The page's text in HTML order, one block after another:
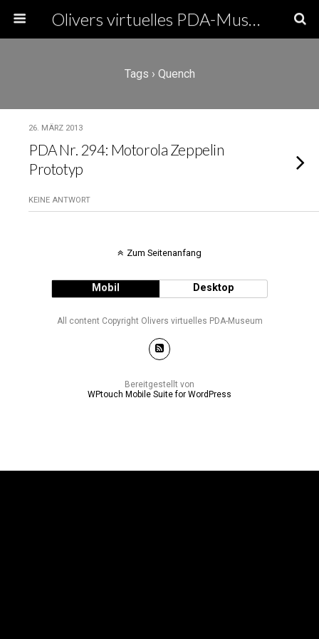
Olivers virtuelles PDA-Museum
Tags › Quench
26. MÄRZ 2013
PDA Nr. 294: Motorola Zeppelin
Prototyp
KEINE ANTWORT
Zum Seitenanfang
Mobil Desktop
All content Copyright Olivers virtuelles PDA-Museum
Bereitgestellt von
WPtouch Mobile Suite for WordPress